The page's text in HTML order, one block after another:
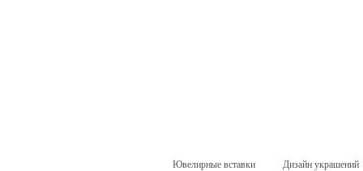
Ювелирные вставки Дизайн украшений